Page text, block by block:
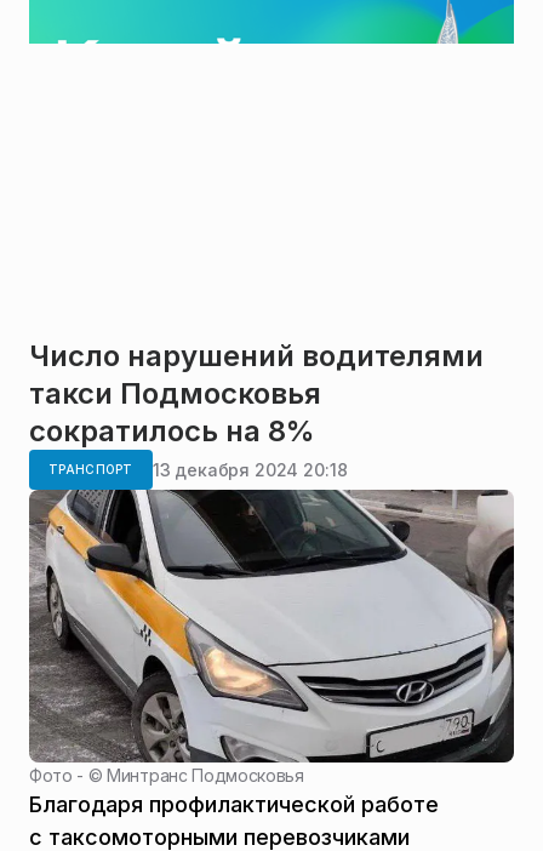
Число нарушений водителями
такси Подмосковья
сократилось на 8%
ТРАНСПОРТ 13 декабря 2024 20:18
Фото - ©Минтранс Подмосковья
Благодаря профилактической работе
с таксомоторными перевозчиками